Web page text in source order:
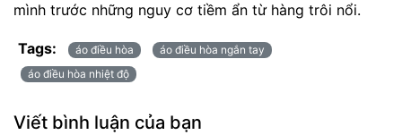
mình trước những nguy cơ tiềm ẩn từ hàng trôi nổi.
Tags: áo điều hòa
áo điều hòa ngắn tay
áo điều hòa nhiệt độ
Viết bình luận của bạn